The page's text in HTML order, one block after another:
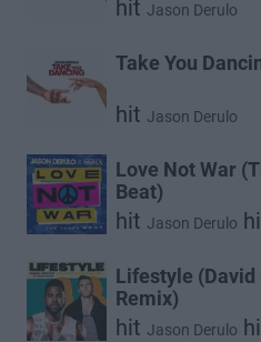
hit Jason Derulo
Take You
hit Jason Derulo
Love Not War
Beat)
hit Jason Derulo
Lifestyle (David
Remix)
hit Jason Derulo